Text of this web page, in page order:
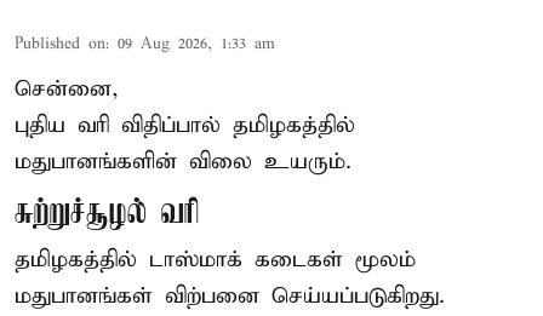
Published on: 09 Aug 2026, 1:33 am
சென்னை,
புதிய வரி விதிப்பால் தமிழகத்தில்
மதுபானங்களின் விலை உயரும்.
சுற்றுச்சூழல் வரி
தமிழகத்தில் டாஸ்மாக் கடைகள் மூலம்
மதுபானங்கள் விற்பனை செய்யப்படுகிறது.